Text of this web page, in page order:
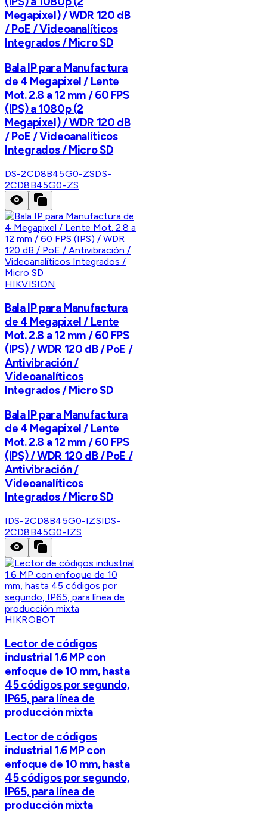
Megapixel) / WDR 120 dB
/ PoE / Videoanalíticos
Integrados / Micro SD
Bala IP para Manufactura
de 4 Megapixel / Lente
Mot. 2.8 a 12 mm / 60 FPS
(IPS) a 1080p (2
Megapixel) / WDR 120 dB
/ PoE / Videoanalíticos
Integrados / Micro SD
DS-2CD8B45G0-ZSDS-
2CD8B45G0-ZS
HIKVISION
Bala IP para Manufactura
de 4 Megapixel / Lente
Mot. 2.8 a 12 mm / 60 FPS
(IPS) / WDR 120 dB / PoE /
Antivibración /
Videoanalíticos
Integrados / Micro SD
Bala IP para Manufactura
de 4 Megapixel / Lente
Mot. 2.8 a 12 mm / 60 FPS
(IPS) / WDR 120 dB / PoE /
Antivibración /
Videoanalíticos
Integrados / Micro SD
IDS-2CD8B45G0-IZSIDS-
2CD8B45G0-IZS
HIKROBOT
Lector de códigos
industrial 1.6 MP con
enfoque de 10 mm, hasta
45 códigos por segundo,
IP65, para línea de
producción mixta
Lector de códigos
industrial 1.6 MP con
enfoque de 10 mm, hasta
45 códigos por segundo,
IP65, para línea de
producción mixta